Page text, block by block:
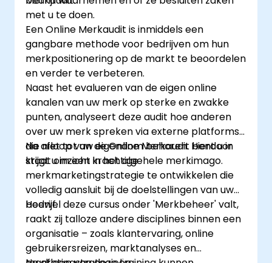
met u te doen.
Een Online Merkaudit is inmiddels een
gangbare methode voor bedrijven om hun
merkpositionering op de markt te beoordelen
en verder te verbeteren.
Naast het evalueren van de eigen online
kanalen van uw merk op sterke en zwakke
punten, analyseert deze audit hoe anderen
over uw merk spreken via externe platforms
die niet tot uw eigendom behoren. Hierdoor
krijgt u inzicht in het algehele merkimago.
Na afloop van de Online Merkaudit bent u in
staat om een krachtige
merkmarketingstrategie te ontwikkelen die
volledig aansluit bij de doelstellingen van uw
bedrijf.
Hoewel deze cursus onder 'Merkbeheer' valt,
raakt zij talloze andere disciplines binnen een
organisatie – zoals klantervaring, online
gebruikersreizen, marktanalyses en